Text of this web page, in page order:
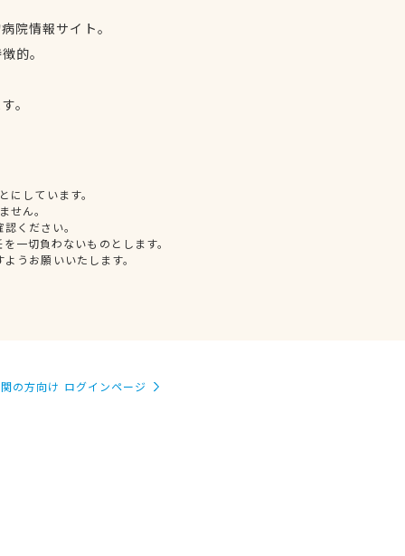
院情報サイト。
的。
。
しています。
せん。
ください。
一切負わないものとします。
うお願いいたします。
の方向け ログインページ